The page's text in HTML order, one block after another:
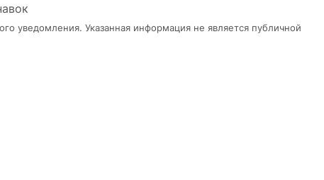
уведомления. Указанная информация не является публичной